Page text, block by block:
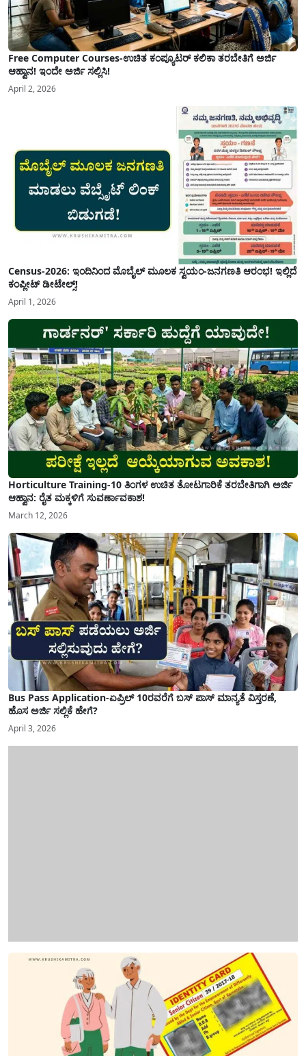
Free Computer Courses-ಉಚಿತ ಕಂಪ್ಯೂಟರ್ ಕಲಿಕಾ ತರಬೇತಿಗೆ ಅರ್ಜಿ
ಆಹ್ವಾನ! ಇಂದೇ ಅರ್ಜಿ ಸಲ್ಲಿಸಿ!
April 2, 2026
Census-2026: ಇಂದಿನಿಂದ ಮೊಬೈಲ್ ಮೂಲಕ ಸ್ವಯಂ-ಜನಗಣತಿ ಆರಂಭ! ಇಲ್ಲಿದೆ
ಕಂಪ್ಲೀಟ್ ಡೀಟೇಲ್ಸ್!
April 1, 2026
Horticulture Training-10 ತಿಂಗಳ ಉಚಿತ ತೋಟಗಾರಿಕೆ ತರಬೇತಿಗಾಗಿ ಅರ್ಜಿ
ಆಹ್ವಾನ: ರೈತ ಮಕ್ಕಳಿಗೆ ಸುವರ್ಣಾವಕಾಶ!
March 12, 2026
Bus Pass Application-ಏಪ್ರಿಲ್ 10ರವರೆಗೆ ಬಸ್ ಪಾಸ್ ಮಾನ್ಯತೆ ವಿಸ್ತರಣೆ,
ಹೊಸ ಅರ್ಜಿ ಸಲ್ಲಿಕೆ ಹೇಗೆ?
April 3, 2026